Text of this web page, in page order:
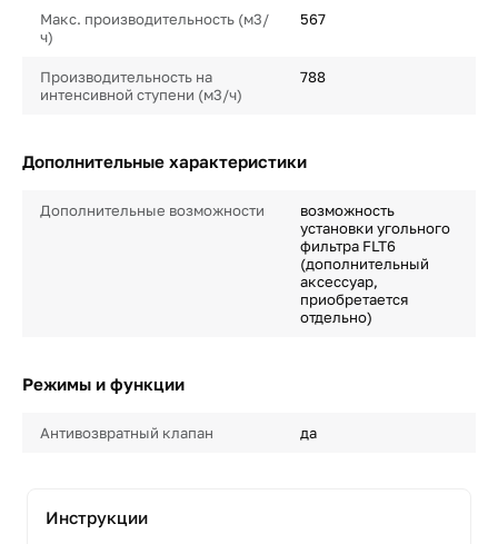
Макс. производительность (м3/
ч)
567
Производительность на
интенсивной ступени (м3/ч)
788
Дополнительные характеристики
Дополнительные возможности
возможность
установки угольного
фильтра FLT6
(дополнительный
аксессуар,
приобретается
отдельно)
Режимы и функции
Антивозвратный клапан да
Инструкции